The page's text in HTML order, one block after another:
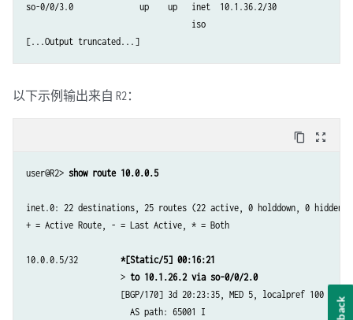
so-0/0/3.0              up    up   inet  10.1.36.2/30
                                   iso
以下示例输出来自 R2：
content_copy zoom_out_map
user@R2> show route 10.0.0.5
inet.0: 22 destinations, 25 routes (22 active, 0 holddown, 0 hidden)
+ = Active Route, - = Last Active, * = Both
10.0.0.5/32 *[Static/5] 00:16:21
                    >
to 10.1.26.2 via so-0/0/2.0
                    [BGP/170] 3d 20:23:35, MED 5, localpref 100
                      AS path: 65001 I